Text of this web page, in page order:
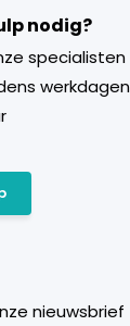
nodig?
nieuwsbrief